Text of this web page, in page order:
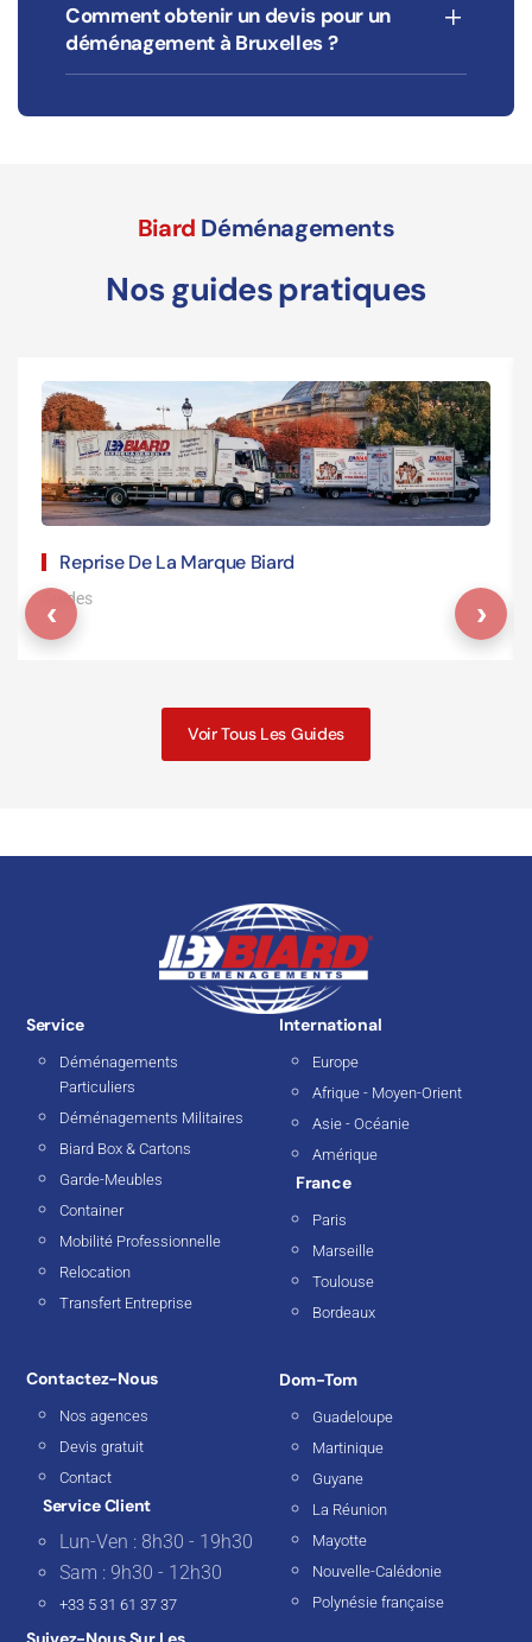
Comment obtenir un devis pour un
déménagement à Bruxelles ?
Biard Déménagements
Nos guides pratiques
‹
Reprise De La Marque Biard
Guides ›
Voir Tous Les Guides
Service
Déménagements
Particuliers
Déménagements Militaires
Biard Box & Cartons
Garde-Meubles
Container
Mobilité Professionnelle
Relocation
Transfert Entreprise
International
Europe
Afrique - Moyen-Orient
Asie - Océanie
Amérique
France
Paris
Marseille
Toulouse
Bordeaux
Dom-Tom
Guadeloupe
Martinique
Guyane
La Réunion
Mayotte
Nouvelle-Calédonie
Polynésie française
Contactez-Nous
Nos agences
Devis gratuit
Contact
Service Client
Lun-Ven : 8h30 - 19h30
Sam : 9h30 - 12h30
+33 5 31 61 37 37